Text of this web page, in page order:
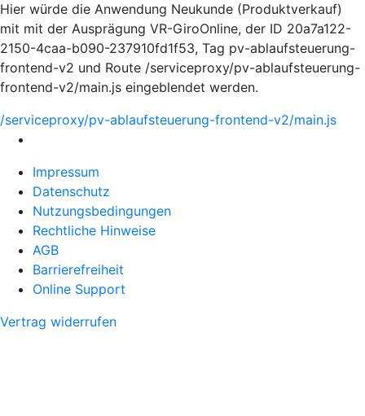
Hier würde die Anwendung Neukunde (Produktverkauf)
mit mit der Ausprägung VR-GiroOnline, der ID 20a7a122-
2150-4caa-b090-237910fd1f53, Tag pv-ablaufsteuerung-
frontend-v2 und Route /serviceproxy/pv-ablaufsteuerung-
frontend-v2/main.js eingeblendet werden.
/serviceproxy/pv-ablaufsteuerung-frontend-v2/main.js
Impressum
Datenschutz
Nutzungsbedingungen
Rechtliche Hinweise
AGB
Barrierefreiheit
Online Support
Vertrag widerrufen